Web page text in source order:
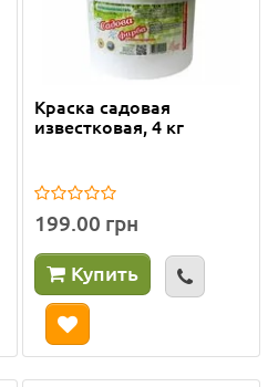
Краска садовая
известковая, 4 кг
199.00 грн
Купить